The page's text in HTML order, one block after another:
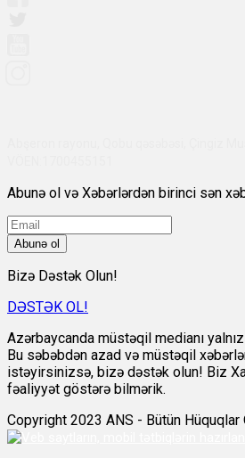
Abunə ol və Xəbərlərdən birinci sən
Abunə ol
Bizə Dəstək Olun!
DƏSTƏK OL!
Azərbaycanda müstəqil medianı
Bu səbəbdən azad və müstəqil
istəyirsinizsə, bizə dəstək olun! Biz
fəaliyyət göstərə bilmərik.
Copyright 2023 ANS - Bütün Hüquqlar